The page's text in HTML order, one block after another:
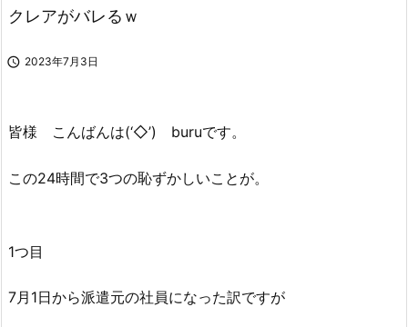
クレアがバレるｗ
 2023年7月3日
皆様 こんばんは(‘◇’)ゞburuです。
この24時間で3つの恥ずかしいことが。
1つ目
7月1日から派遣元の社員になった訳ですが